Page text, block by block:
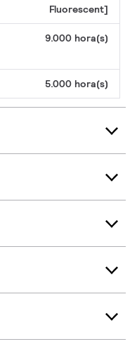
Fluorescent]
9.000 hora(s)
5.000 hora(s)